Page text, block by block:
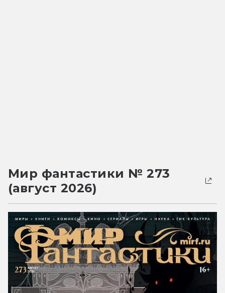
Мир фантастики № 273
(август 2026)